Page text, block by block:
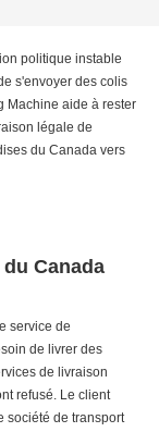
politique instable
s'envoyer des colis
Machine aide à rester
légale de
du Canada vers
Canada
service de
de livrer des
de livraison
refusé. Le client
société de transport